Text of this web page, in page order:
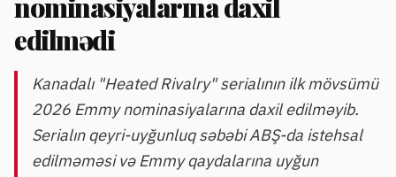
nominasiyalarına daxil
edilmədi
Kanadalı "Heated Rivalry" serialının ilk mövsümü
2026 Emmy nominasiyalarına daxil edilməyib.
Serialın qeyri-uyğunluq səbəbi ABŞ-da istehsal
edilməməsi və Emmy qaydalarına uyğun